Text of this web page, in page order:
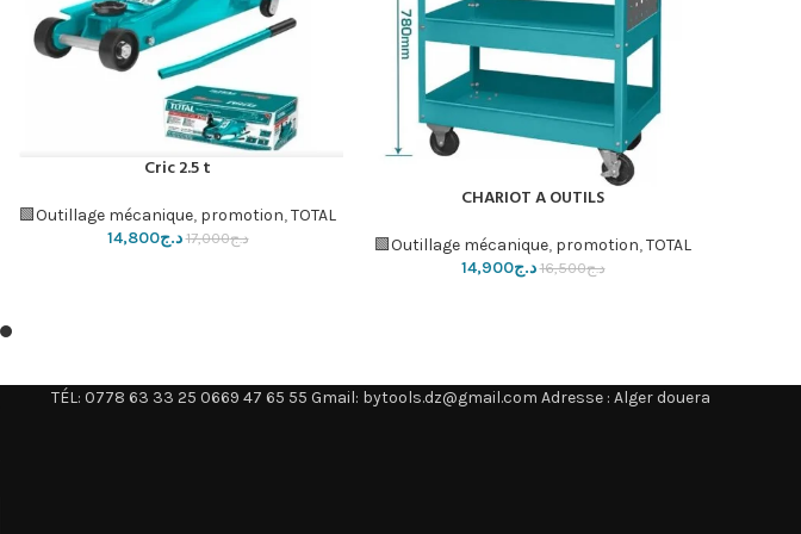
إضافة إلى السلةCHARIOT A OUTILS
Outillage mécanique, promotion,TOTAL🟩
د.ج16,500 د.ج14,900
Cric 2.5 t
Outillage mécanique, promotion,TOTAL🟩
د.ج17,000 د.ج14,800
TÉL: 0778 63 33 25 0669 47 65 55 Gmail: bytools.dz@gmail.com Adresse : Alger douera